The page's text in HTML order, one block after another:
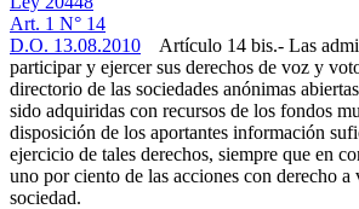
Art. 1 N° 14
D.O. 13.08.2010 Artículo 14 bis.- Las
participar y ejercer sus derechos de voz y
directorio de las sociedades anónimas
sido adquiridas con recursos de los fondos
disposición de los aportantes información
ejercicio de tales derechos, siempre que en
uno por ciento de las acciones con derecho a
sociedad.